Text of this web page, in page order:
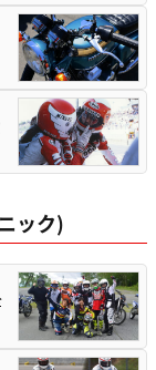
ック)